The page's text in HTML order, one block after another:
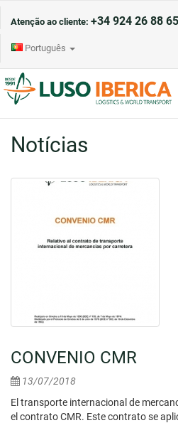
Atenção ao cliente: +34 924 26 88 65
Português
Notícias
CONVENIO CMR
13/07/2018
El transporte internacional de
el contrato CMR. Este contrato se